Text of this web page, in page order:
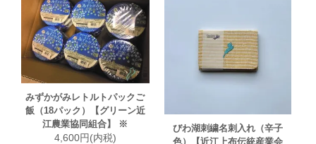
みずかがみレトルトパックご
飯（18パック）【グリーン近
江農業協同組合】 ※
4,600円(内税)
びわ湖刺繍名刺入れ（辛子
色）【近江上布伝統産業会